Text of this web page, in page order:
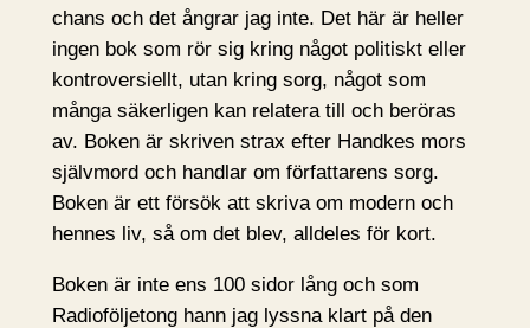
chans och det ångrar jag inte. Det här är heller
ingen bok som rör sig kring något politiskt eller
kontroversiellt, utan kring sorg, något som
många säkerligen kan relatera till och beröras
av. Boken är skriven strax efter Handkes mors
självmord och handlar om författarens sorg.
Boken är ett försök att skriva om modern och
hennes liv, så om det blev, alldeles för kort.
Boken är inte ens 100 sidor lång och som
Radioföljetong hann jag lyssna klart på den